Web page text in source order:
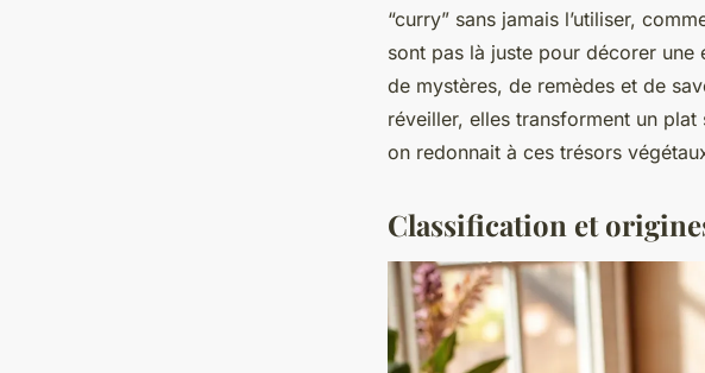
“curry” sans jamais l’utiliser,
sont pas là juste pour décorer une
de mystères, de remèdes et de
réveiller, elles transforment un
on redonnait à ces trésors
Classification et